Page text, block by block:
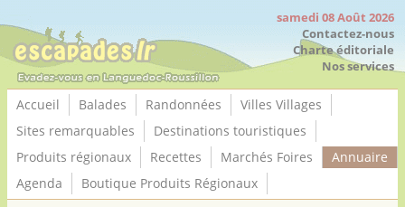
samedi 08 Août 2026
Contactez-nous
Charte éditoriale
Nos services
Accueil Balades Randonnées
Villes Villages
Sites remarquables
Destinations touristiques
Produits régionaux
Recettes Marchés Foires
Annuaire
Agenda
Boutique Produits Régionaux